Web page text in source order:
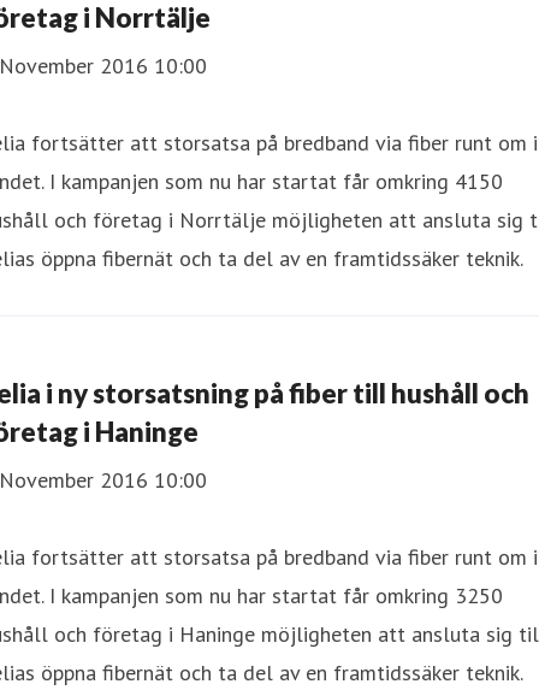
i Norrtälje
2016 10:00
fortsätter att storsatsa på bredband via fiber runt om i
I kampanjen som nu har startat får omkring 4150
och företag i Norrtälje möjligheten att ansluta sig
öppna fibernät och ta del av en framtidssäker teknik.
i ny storsatsning på fiber till hushåll och
i Haninge
2016 10:00
fortsätter att storsatsa på bredband via fiber runt om i
I kampanjen som nu har startat får omkring 3250
och företag i Haninge möjligheten att ansluta sig
öppna fibernät och ta del av en framtidssäker teknik.